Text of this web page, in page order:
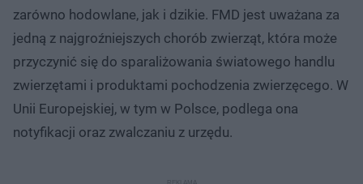
zarówno hodowlane, jak i dzikie. FMD jest uważana za
jedną z najgroźniejszych chorób zwierząt, która może
przyczynić się do sparaliżowania światowego handlu
zwierzętami i produktami pochodzenia zwierzęcego. W
Unii Europejskiej, w tym w Polsce, podlega ona
notyfikacji oraz zwalczaniu z urzędu.